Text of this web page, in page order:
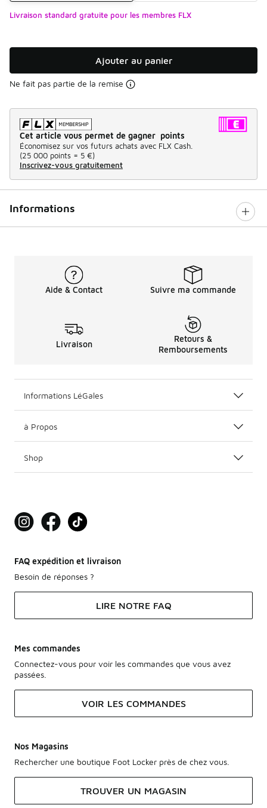
Livraison standard gratuite pour les membres FLX
Ajouter au panier
Ne fait pas partie de la remise
Cet article vous permet de gagner points
Économisez sur vos futurs achats avec FLX Cash.
(25 000 points = 5 €)
Inscrivez-vous gratuitement
Informations
Aide & Contact Suivre ma commande
Livraison
Retours &
Remboursements
Informations LéGales
à Propos
Shop
FAQ expédition et livraison
Besoin de réponses ?
LIRE NOTRE FAQ
Mes commandes
Connectez-vous pour voir les commandes que vous avez
passées.
VOIR LES COMMANDES
Nos Magasins
Rechercher une boutique Foot Locker près de chez vous.
TROUVER UN MAGASIN